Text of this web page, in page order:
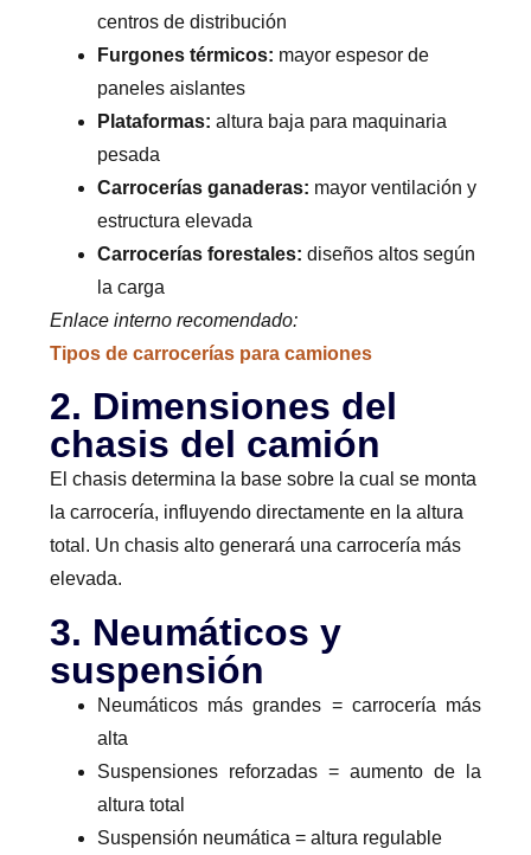
centros de distribución
Furgones térmicos: mayor espesor de
paneles aislantes
Plataformas: altura baja para maquinaria
pesada
Carrocerías ganaderas: mayor ventilación y
estructura elevada
Carrocerías forestales: diseños altos según
la carga
Enlace interno recomendado:
Tipos de carrocerías para camiones
2. Dimensiones del
chasis del camión
El chasis determina la base sobre la cual se monta
la carrocería, influyendo directamente en la altura
total. Un chasis alto generará una carrocería más
elevada.
3. Neumáticos y
suspensión
Neumáticos más grandes = carrocería más
alta
Suspensiones reforzadas = aumento de la
altura total
Suspensión neumática = altura regulable